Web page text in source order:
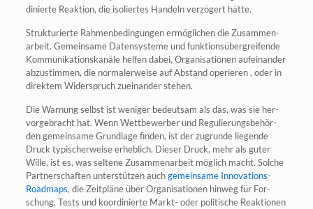
di­nier­te Reak­ti­on, die iso­lier­tes Han­deln ver­zö­gert hätte.
Struk­tu­rier­te Rah­men­be­din­gun­gen ermög­li­chen die Zusam­men­
ar­beit. Gemein­sa­me Daten­sys­te­me und funk­ti­ons­über­grei­fen­de
Kom­mu­ni­ka­ti­ons­ka­nä­le hel­fen dabei, Orga­ni­sa­tio­nen auf­ein­an­der
abzu­stim­men, die nor­ma­ler­wei­se auf Abstand ope­rie­ren , oder in
direk­tem Wider­spruch zuein­an­der stehen.
Die War­nung selbst ist weni­ger bedeut­sam als das, was sie her­
vor­ge­bracht hat. Wenn Wett­be­wer­ber und Regu­lie­rungs­be­hör­
den gemein­sa­me Grund­la­ge fin­den, ist der zugrun­de lie­gen­de
Druck typi­scher­wei­se erheb­lich. Die­ser Druck, mehr als guter
Wil­le, ist es, was sel­te­ne Zusam­men­ar­beit mög­lich macht. Sol­che
Part­ner­schaf­ten unter­stüt­zen auchgemein­sa­me Inno­va­tions-
Road­maps, die Zeit­plä­ne über Orga­ni­sa­tio­nen hin­weg für For­
schung, Tests und koor­di­nier­te Markt- oder poli­ti­sche Reak­tio­nen